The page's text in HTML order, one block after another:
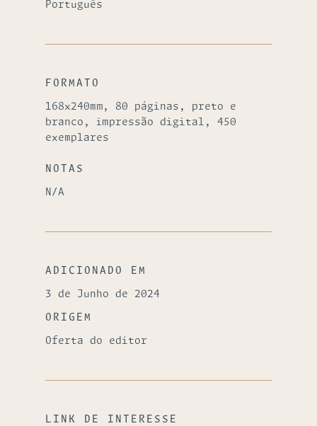
Português
FORMATO
168x240mm, 80 páginas, preto e
branco, impressão digital, 450
exemplares
NOTAS
N/A
ADICIONADO EM
3 de Junho de 2024
ORIGEM
Oferta do editor
LINK DE INTERESSE